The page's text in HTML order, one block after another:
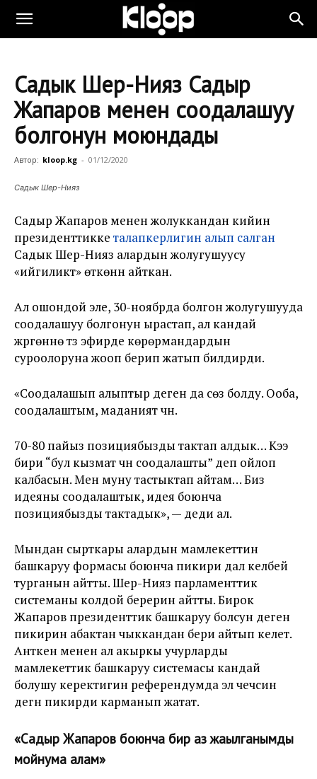
Садык Шер-Нияз Садыр
Жапаров менен соодалашуу
болгонун моюндады
Автор: kloop.kg - 01/12/2020
Садык Шер-Нияз
Садыр Жапаров менен жолуккандан кийин
президенттикке талапкерлигин алып салган
Садык Шер-Нияз алардын жолугушуусу
«ийгиликтүү» өткөнүн айткан.
Ал ошондой эле, 30-ноябрда болгон жолугушууда
соодалашуу болгонун ырастап, ал кандай
жүргөнүнө түз эфирде көрөрмандардын
суроолоруна жооп берип жатып билдирди.
«Соодалашып алыптыр деген да сөз болду. Ооба,
соодалаштым, маданият үчүн.
70-80 пайыз позициябызды тактап алдык… Кээ
бири “бул кызмат үчүн соодалашты” деп ойлоп
калбасын. Мен муну тастыктап айтам… Биз
идеяны соодалаштык, идея боюнча
позициябызды тактадык», — деди ал.
Мындан сырткары алардын мамлекеттин
башкаруу формасы боюнча пикири дал келбей
турганын айтты. Шер-Нияз парламенттик
системаны колдой берерин айтты. Бирок
Жапаров президенттик башкаруу болсун деген
пикирин абактан чыккандан бери айтып келет.
Анткен менен ал акыркы учурларды
мамлекеттик башкаруу системасы кандай
болушу керектигин референдумда эл чечсин
дегн пикирди карманып жатат.
«Садыр Жапаров боюнча бир аз жаңылганымды
мойнума алам»